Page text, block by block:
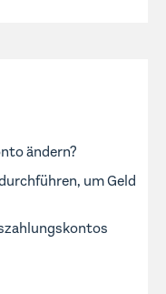
ändern?
um Geld